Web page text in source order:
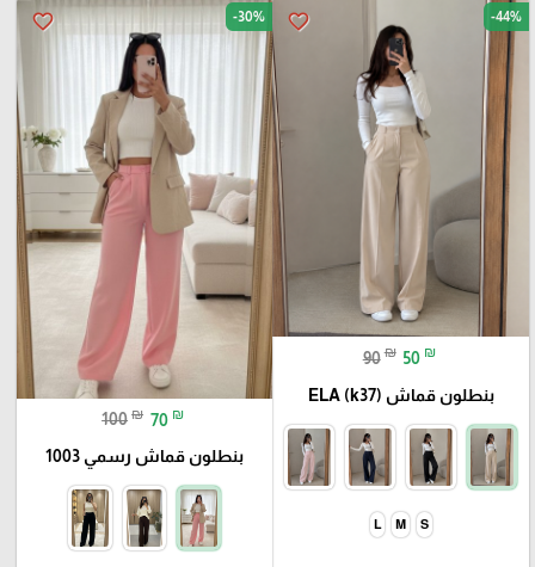
favorite_border -44%
90 ₪ 50 ₪
بنطلون قماش ELA (k37)
S
M
L
favorite_border -30%
100 ₪ 70 ₪
بنطلون قماش رسمي 1003